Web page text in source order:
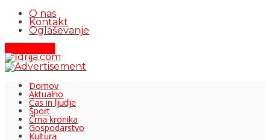
O nas
Kontakt
Oglaševanje
Domov
Aktualno
Čas in ljudje
Šport
Črna kronika
Gospodarstvo
Kultura